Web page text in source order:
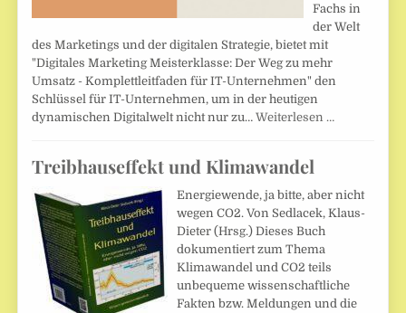
Fachs in
der Welt
des Marketings und der digitalen Strategie, bietet mit
"Digitales Marketing Meisterklasse: Der Weg zu mehr
Umsatz - Komplettleitfaden für IT-Unternehmen" den
Schlüssel für IT-Unternehmen, um in der heutigen
dynamischen Digitalwelt nicht nur zu…Weiterlesen …
Treibhauseffekt und Klimawandel
Energiewende, ja bitte, aber nicht
wegen CO2. Von Sedlacek, Klaus-
Dieter (Hrsg.) Dieses Buch
dokumentiert zum Thema
Klimawandel und CO2 teils
unbequeme wissenschaftliche
Fakten bzw. Meldungen und die